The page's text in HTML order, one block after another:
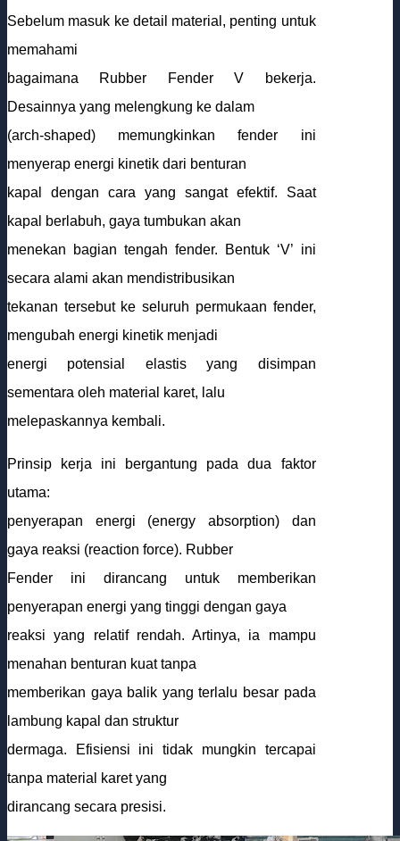
Sebelum masuk ke detail material, penting untuk
memahami
bagaimana Rubber Fender V bekerja.
Desainnya yang melengkung ke dalam
(arch-shaped) memungkinkan fender ini
menyerap energi kinetik dari benturan
kapal dengan cara yang sangat efektif. Saat
kapal berlabuh, gaya tumbukan akan
menekan bagian tengah fender. Bentuk ‘V’ ini
secara alami akan mendistribusikan
tekanan tersebut ke seluruh permukaan fender,
mengubah energi kinetik menjadi
energi potensial elastis yang disimpan
sementara oleh material karet, lalu
melepaskannya kembali.
Prinsip kerja ini bergantung pada dua faktor
utama:
penyerapan energi (energy absorption) dan
gaya reaksi (reaction force). Rubber
Fender ini dirancang untuk memberikan
penyerapan energi yang tinggi dengan gaya
reaksi yang relatif rendah. Artinya, ia mampu
menahan benturan kuat tanpa
memberikan gaya balik yang terlalu besar pada
lambung kapal dan struktur
dermaga. Efisiensi ini tidak mungkin tercapai
tanpa material karet yang
dirancang secara presisi.